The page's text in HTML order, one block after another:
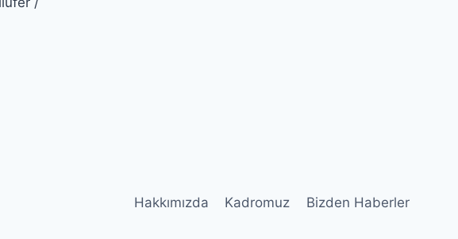
Hakkımızda Kadromuz Bizden Haberler